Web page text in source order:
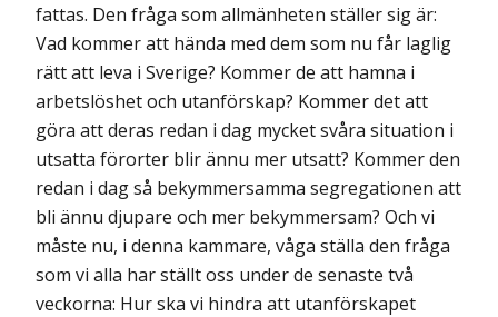
fattas. Den fråga som allmänheten ställer sig är:
Vad kommer att hända med dem som nu får laglig
rätt att leva i Sverige? Kommer de att hamna i
arbetslöshet och utanförskap? Kommer det att
göra att deras redan i dag mycket svåra situation i
utsatta förorter blir ännu mer utsatt? Kommer den
redan i dag så bekymmersamma segregationen att
bli ännu djupare och mer bekymmersam? Och vi
måste nu, i denna kammare, våga ställa den fråga
som vi alla har ställt oss under de senaste två
veckorna: Hur ska vi hindra att utanförskapet